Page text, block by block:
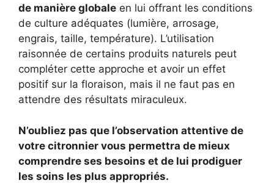
de manière globale en lui offrant les conditions
de culture adéquates (lumière, arrosage,
engrais, taille, température). L’utilisation
raisonnée de certains produits naturels peut
compléter cette approche et avoir un effet
positif sur la floraison, mais il ne faut pas en
attendre des résultats miraculeux.
N’oubliez pas que l’observation attentive de
votre citronnier vous permettra de mieux
comprendre ses besoins et de lui prodiguer
les soins les plus appropriés.